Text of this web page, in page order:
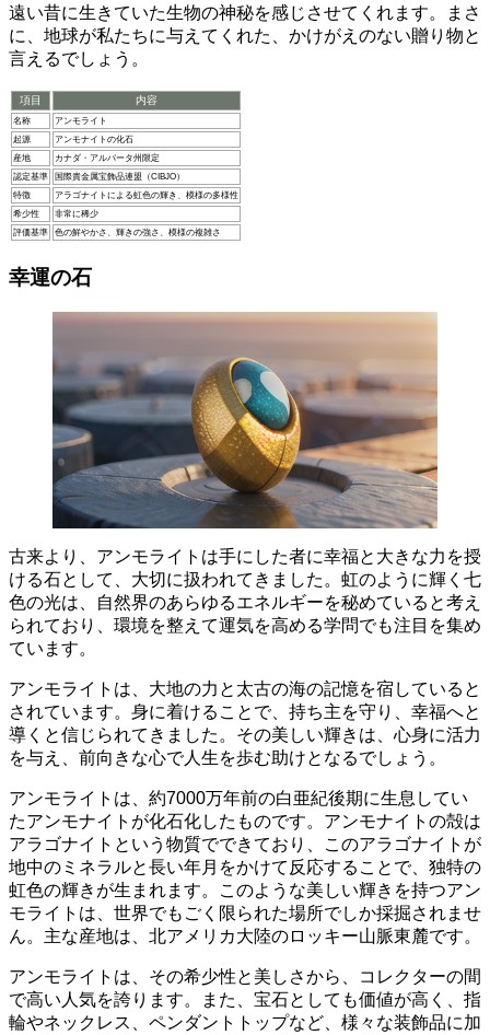
遠い昔に生きていた生物の神秘を感じさせてくれます。まさ
に、地球が私たちに与えてくれた、かけがえのない贈り物と
言えるでしょう。
項目 内容
名称
アンモライト
起源
アンモナイトの化石
産地
カナダ・アルバータ州限定
認定基準
国際貴金属宝飾品連盟（CIBJO）
特徴
アラゴナイトによる虹色の輝き、模様の多様性
希少性
非常に稀少
評価基準
色の鮮やかさ、輝きの強さ、模様の複雑さ
幸運の石
古来より、アンモライトは手にした者に幸福と大きな力を授
ける石として、大切に扱われてきました。 虹のように輝く七
色の光は、自然界のあらゆるエネルギーを秘めている と考え
られており、環境を整えて運気を高める学問でも注目を集め
ています。
アンモライトは、大地の力と太古の海の記憶を宿していると
されています。身に着けることで、持ち主を守り、幸福へと
導くと信じられてきました。 その美しい輝きは、心身に活力
を与え、前向きな心で人生を歩む助けとなるでしょう。
アンモライトは、約7000万年前の白亜紀後期に生息してい
たアンモナイトが化石化したものです。アンモナイトの殻は
アラゴナイトという物質でできており、このアラゴナイトが
地中のミネラルと長い年月をかけて反応することで、独特の
虹色の輝きが生まれます。このような美しい輝きを持つアン
モライトは、世界でもごく限られた場所でしか採掘されませ
ん。主な産地は、北アメリカ大陸のロッキー山脈東麓です。
アンモライトは、その希少性と美しさから、コレクターの間
で高い人気を誇ります。
また、宝石としても価値が高く、指
輪やネックレス、ペンダントトップなど、様々な装飾品に加